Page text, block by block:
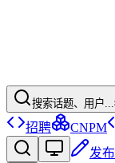
搜索话题、用户...
招聘 CNPM
发